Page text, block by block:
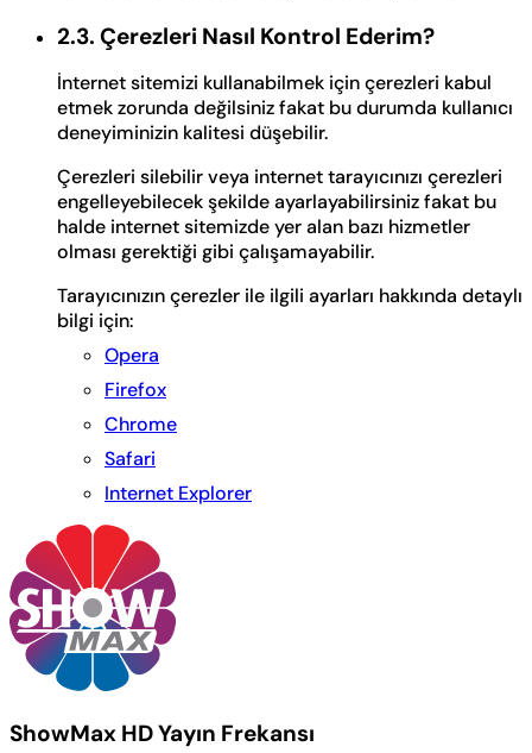
2.3. Çerezleri Nasıl Kontrol Ederim?
İnternet sitemizi kullanabilmek için çerezleri kabul
etmek zorunda değilsiniz fakat bu durumda kullanıcı
deneyiminizin kalitesi düşebilir.
Çerezleri silebilir veya internet tarayıcınızı çerezleri
engelleyebilecek şekilde ayarlayabilirsiniz fakat bu
halde internet sitemizde yer alan bazı hizmetler
olması gerektiği gibi çalışamayabilir.
Tarayıcınızın çerezler ile ilgili ayarları hakkında detaylı
bilgi için:
Opera
Firefox
Chrome
Safari
Internet Explorer
ShowMax HD Yayın Frekansı